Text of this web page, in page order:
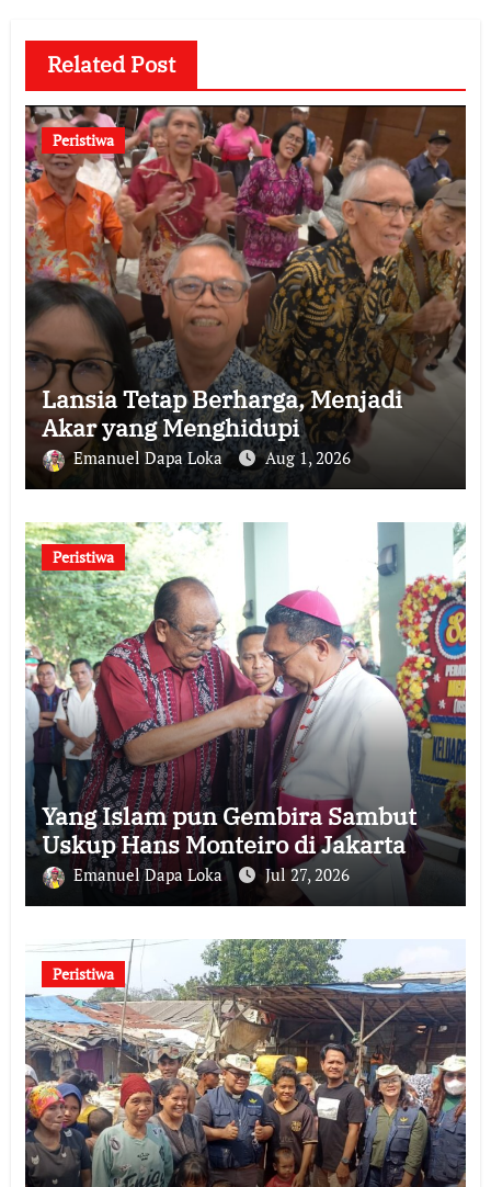
Related Post
Peristiwa
Lansia Tetap Berharga, Menjadi
Akar yang Menghidupi
Emanuel Dapa Loka Aug 1, 2026
Peristiwa
Yang Islam pun Gembira Sambut
Uskup Hans Monteiro di Jakarta
Emanuel Dapa Loka Jul 27, 2026
Peristiwa